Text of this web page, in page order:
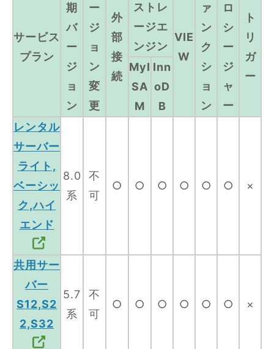
サービス
プラン
期
バ
ー
ジ
ョ
ン
ー
ジ
ョ
ン
変
更
外
部
接
続
ストレ
ージエ
ンジン
VIE
W
ァ
ン
ク
シ
ョ
ン
ロ
シ
ー
ジ
ャ
ー
ト
リ
ガ
ー
MyI
SA
M
Inn
oD
B
レンタル
サーバー
ライト,
ベーシッ
ク,ハイ
エンド
8.0
系
不
可
○ ○ ○ ○ ○ ○ ×
共用サー
バー
S12,S2
2,S32
5.7
系
不
可
○ ○ ○ ○ ○ ○ ×